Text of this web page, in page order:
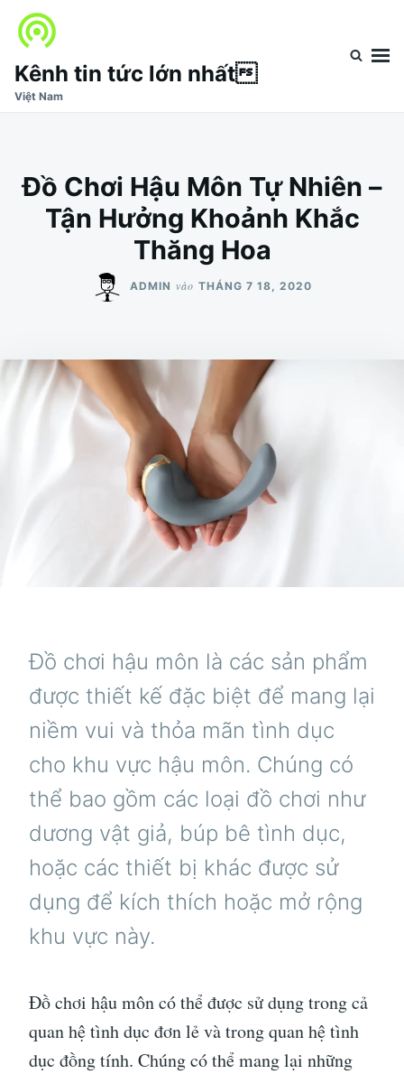
Nhảy
đến
nội
dung
Tìm
kiếm
cho:
Kênh tin tức lớn nhất
Việt Nam
Đồ Chơi Hậu Môn Tự Nhiên –
Tận Hưởng Khoảnh Khắc
Thăng Hoa
ADMIN vào THÁNG 7 18, 2020
Đồ chơi hậu môn là các sản phẩm
được thiết kế đặc biệt để mang lại
niềm vui và thỏa mãn tình dục
cho khu vực hậu môn. Chúng có
thể bao gồm các loại đồ chơi như
dương vật giả, búp bê tình dục,
hoặc các thiết bị khác được sử
dụng để kích thích hoặc mở rộng
khu vực này.
Đồ chơi hậu môn có thể được sử dụng trong cả
quan hệ tình dục đơn lẻ và trong quan hệ tình
dục đồng tính. Chúng có thể mang lại những